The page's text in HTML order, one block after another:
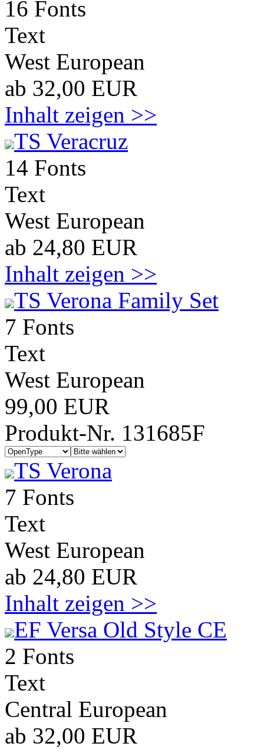
16 Fonts
Text
West European
ab 32,00 EUR
Inhalt zeigen >>
TS Veracruz
14 Fonts
Text
West European
ab 24,80 EUR
Inhalt zeigen >>
TS Verona Family Set
7 Fonts
Text
West European
99,00 EUR
Produkt-Nr. 131685F
TS Verona
7 Fonts
Text
West European
ab 24,80 EUR
Inhalt zeigen >>
EF Versa Old Style CE
2 Fonts
Text
Central European
ab 32,00 EUR